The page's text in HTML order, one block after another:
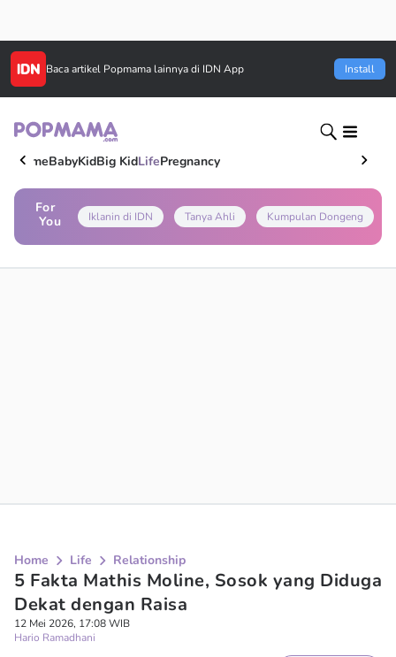
Baca artikel Popmama lainnya di IDN App Install
HomeBabyKidBig KidLifePregnancy
For
You
Iklanin di IDN Tanya Ahli Kumpulan Dongeng
Home Life Relationship
5 Fakta Mathis Moline, Sosok yang Diduga
Dekat dengan Raisa
12 Mei 2026, 17:08 WIB
Hario Ramadhani